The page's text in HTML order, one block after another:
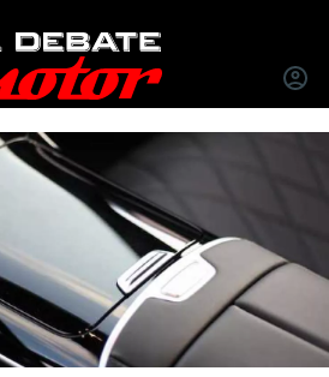
INICIAR